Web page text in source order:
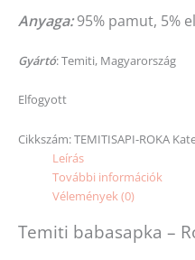
Anyaga:95% pamut, 5%
Gyártó: Temiti, Magyarország
Elfogyott
Cikkszám:TEMITISAPI-ROKA
Leírás
További információk
Vélemények (0)
Temiti babasapka –